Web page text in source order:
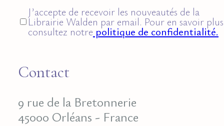
J’accepte de recevoir les nouveautés de la
Librairie Walden par email. Pour en savoir
consultez notre politique de confidentialité.
Contact
9 rue de la Bretonnerie
45000 Orléans - France